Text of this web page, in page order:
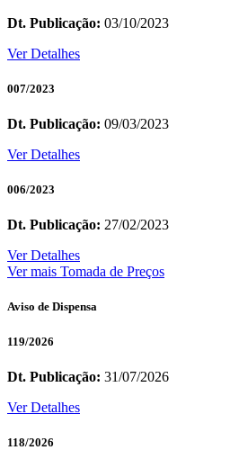
Dt. Publicação: 03/10/2023
Ver Detalhes
007/2023
Dt. Publicação: 09/03/2023
Ver Detalhes
006/2023
Dt. Publicação: 27/02/2023
Ver Detalhes
Ver mais Tomada de Preços
Aviso de Dispensa
119/2026
Dt. Publicação: 31/07/2026
Ver Detalhes
118/2026